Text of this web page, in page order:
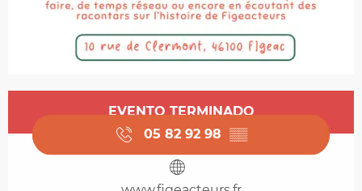
Horarios y datos de contacto
EVENTO TERMINADO
05 82 92 98 ▒▒